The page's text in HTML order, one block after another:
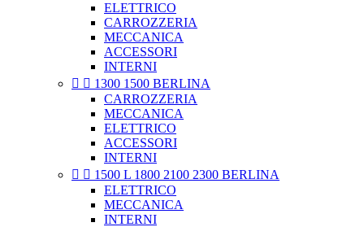
ELETTRICO
CARROZZERIA
MECCANICA
ACCESSORI
INTERNI
  1300 1500 BERLINA
CARROZZERIA
MECCANICA
ELETTRICO
ACCESSORI
INTERNI
  1500 L 1800 2100 2300 BERLINA
ELETTRICO
MECCANICA
INTERNI